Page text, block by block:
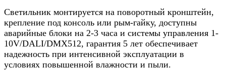
Светильник монтируется на поворотный кронштейн,
крепление под консоль или рым-гайку, доступны
аварийные блоки на 2-3 часа и системы управления 1-
10V/DALI/DMX512, гарантия 5 лет обеспечивает
надежность при интенсивной эксплуатации в
условиях повышенной влажности и пыли.